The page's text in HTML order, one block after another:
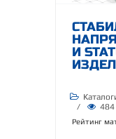
И
/
484
Рейтинг